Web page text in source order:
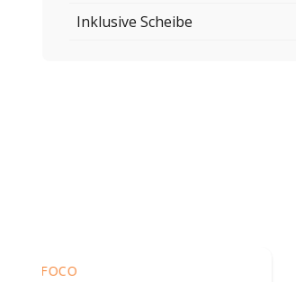
Inklusive Scheibe
PLANIKA